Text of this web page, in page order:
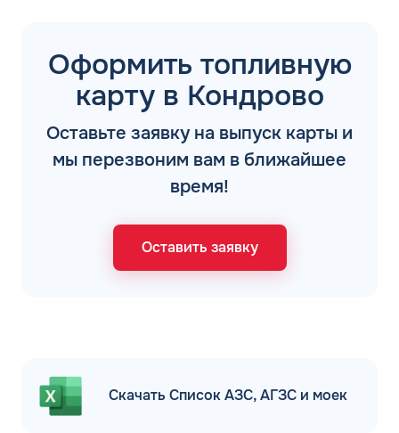
Оформить топливную
карту в Кондрово
Оставьте заявку на выпуск карты и
мы перезвоним вам в ближайшее
время!
Оставить заявку
Скачать Список АЗС, АГЗС и моек